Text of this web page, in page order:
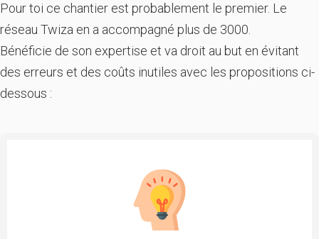
Pour toi ce chantier est probablement le premier. Le
réseau Twiza en a accompagné plus de 3000.
Bénéficie de son expertise et va droit au but en évitant
des erreurs et des coûts inutiles avec les propositions ci-
dessous :